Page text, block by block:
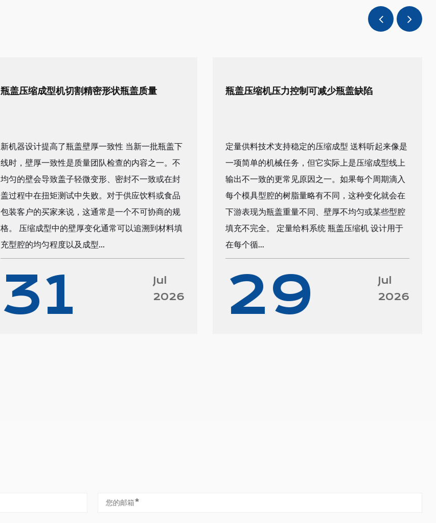
瓶盖压缩成型机切割精密形状瓶盖质量
新机器设计提高了瓶盖壁厚一致性 当新一批瓶盖下
线时，壁厚一致性是质量团队检查的内容之一。不
均匀的壁会导致盖子轻微变形、密封不一致或在封
盖过程中在扭矩测试中失败。对于供应饮料或食品
包装客户的买家来说，这通常是一个不可协商的规
格。 压缩成型中的壁厚变化通常可以追溯到材料填
充型腔的均匀程度以及成型...
31
Jul
2026
瓶盖压缩机压力控制可减少瓶盖缺陷
定量供料技术支持稳定的压缩成型 送料听起来像是
一项简单的机械任务，但它实际上是压缩成型线上
输出不一致的更常见原因之一。如果每个周期滴入
每个模具型腔的树脂量略有不同，这种变化就会在
下游表现为瓶盖重量不同、壁厚不均匀或某些型腔
填充不完全。 定量给料系统 瓶盖压缩机 设计用于
在每个循...
29
Jul
2026